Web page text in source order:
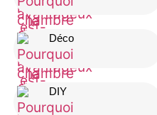
Déco
DIY